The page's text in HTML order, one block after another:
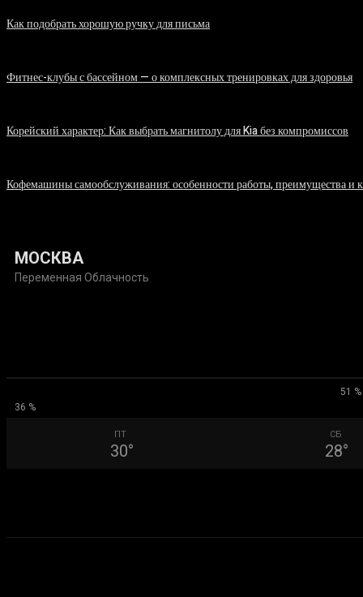
Как подобрать хорошую ручку для письма
Фитнес-клубы с бассейном — о комплексных тренировках для здоровья
Корейский характер: Как выбрать магнитолу для Kia без компромиссов
Кофемашины самообслуживания: особенности работы, преимущества и
МОСКВА
Переменная Облачность
51 %
36 %
ПТ
30°
СБ
28°